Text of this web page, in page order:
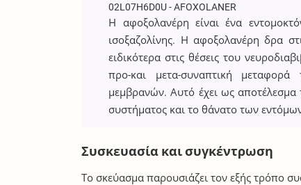
02L07H6D0U - AFOXOLANER
Η αφοξολανέρη είναι ένα
ισοξαζολίνης. Η αφοξολανέρη δρα
ειδικότερα στις θέσεις του
προ-και μετα-συναπτική
μεμβρανών. Αυτό έχει ως αποτέλεσμα
συστήματος και το θάνατο των
Συσκευασία και συγκέντρωση
Το σκεύασμα παρουσιάζει τον εξής τρόπο